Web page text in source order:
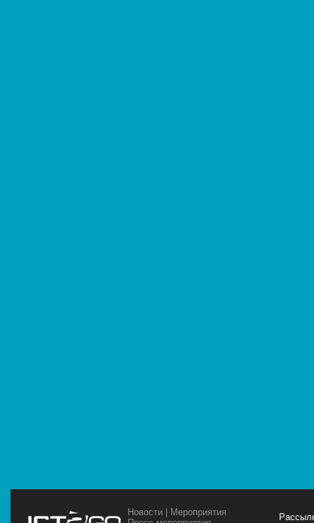
Новости | Мероприятия